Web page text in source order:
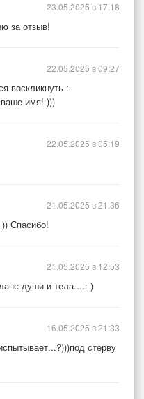
за отзыв!
23.05.2025 в 17:18
воскликнуть :
имя! )))
22.05.2025 в 09:27
22.05.2025 в 05:19
Спасибо!
21.05.2025 в 21:36
души и тела....:-)
21.05.2025 в 12:53
стерву
16.05.2025 в 21:33